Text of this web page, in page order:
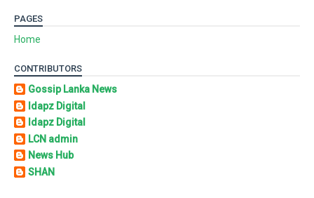
PAGES
Home
CONTRIBUTORS
Gossip Lanka News
Idapz Digital
Idapz Digital
LCN admin
News Hub
SHAN